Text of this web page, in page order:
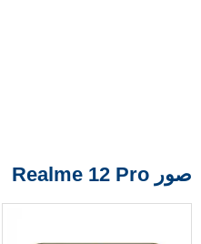
صور Realme 12 Pro